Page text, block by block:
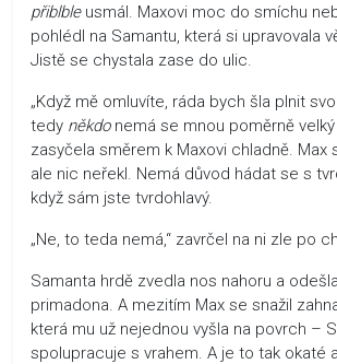
přiblbleusmál. Maxovi moc do smíchu
pohlédl na Samantu, která si upravovala
Jistě se chystala zase do ulic.
„Když mě omluvíte, ráda bych šla plnit
tedy někdonemá se mnou poměrně velký
zasyčela směrem k Maxovi chladně. Max
ale nic neřekl. Nemá důvod hádat se s
když sám jste tvrdohlavý.
„Ne, to teda nemá,“ zavrčel na ni zle po
Samanta hrdě zvedla nos nahoru a
primadona. A mezitím Max se snažil
která mu už nejednou vyšla na povrch –
spolupracuje s vrahem. A je to tak okaté